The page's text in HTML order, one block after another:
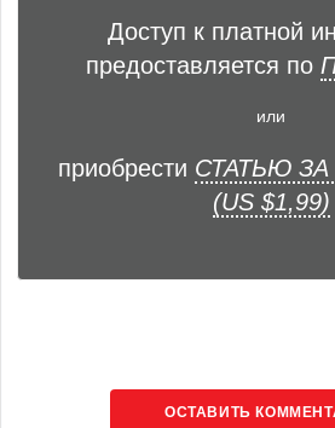
Доступ к платной
предоставляется по
или
приобрести СТАТЬЮ ЗА
(US $1,99)
ОСТАВИТЬ